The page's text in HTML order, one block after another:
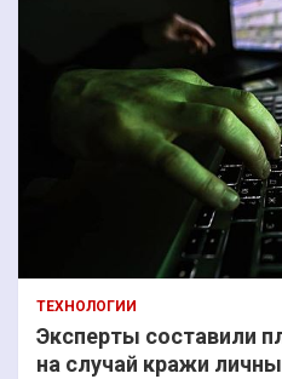
ТЕХНОЛОГИИ
Эксперты составили
на случай кражи